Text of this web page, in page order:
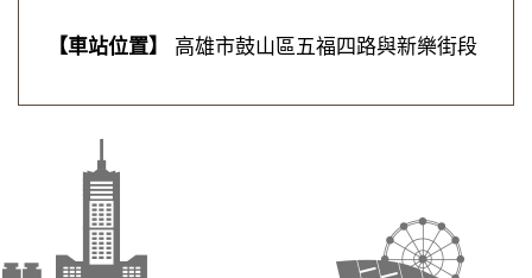
【車站位置】 高雄市鼓山區五福四路與新樂街段